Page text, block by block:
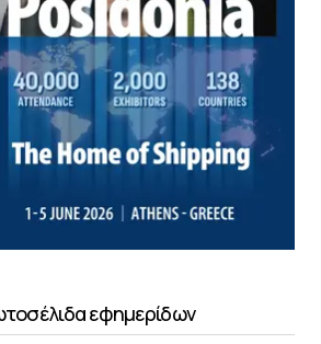
εφημερίδων